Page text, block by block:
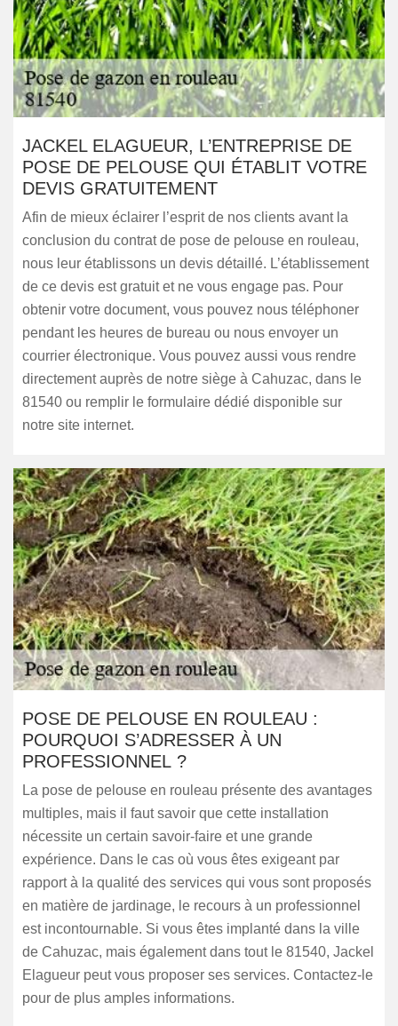
JACKEL ELAGUEUR, L’ENTREPRISE DE
POSE DE PELOUSE QUI ÉTABLIT VOTRE
DEVIS GRATUITEMENT
Afin de mieux éclairer l’esprit de nos clients avant la
conclusion du contrat de pose de pelouse en rouleau,
nous leur établissons un devis détaillé. L’établissement
de ce devis est gratuit et ne vous engage pas. Pour
obtenir votre document, vous pouvez nous téléphoner
pendant les heures de bureau ou nous envoyer un
courrier électronique. Vous pouvez aussi vous rendre
directement auprès de notre siège à Cahuzac, dans le
81540 ou remplir le formulaire dédié disponible sur
notre site internet.
POSE DE PELOUSE EN ROULEAU :
POURQUOI S’ADRESSER À UN
PROFESSIONNEL ?
La pose de pelouse en rouleau présente des avantages
multiples, mais il faut savoir que cette installation
nécessite un certain savoir-faire et une grande
expérience. Dans le cas où vous êtes exigeant par
rapport à la qualité des services qui vous sont proposés
en matière de jardinage, le recours à un professionnel
est incontournable. Si vous êtes implanté dans la ville
de Cahuzac, mais également dans tout le 81540, Jackel
Elagueur peut vous proposer ses services. Contactez-le
pour de plus amples informations.